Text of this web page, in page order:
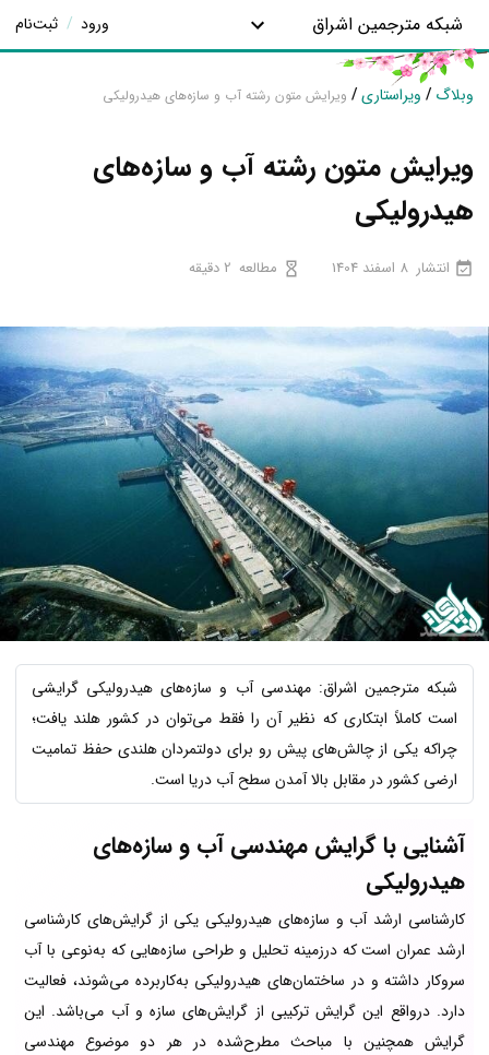
شبکه مترجمین اشراق ورود / ثبت‌نام
وبلاگ / ویراستاری/ ویرایش متون رشته آب و سازه‌های هیدرولیکی
ویرایش متون رشته آب و سازه‌های
هیدرولیکی
انتشار 8 اسفند 1404 مطالعه 2 دقیقه
شبکه مترجمین اشراق: مهندسی آب و سازه‌های هیدرولیکی گرایشی
است کاملاً ابتکاری که نظیر آن را فقط می‌توان در کشور هلند یافت؛
چراکه یکی از چالش‌های پیش رو برای دولتمردان هلندی حفظ تمامیت
ارضی کشور در مقابل بالا آمدن سطح آب دریا است.
آشنایی با گرایش مهندسی آب و سازه‌های
هیدرولیکی
کارشناسی ارشد آب و سازه‌های هیدرولیکی یکی از گرایش‌های کارشناسی
ارشد عمران است که درزمینه تحلیل و طراحی سازه‌هایی که به‌نوعی با آب
سروکار داشته و در ساختمان‌های هیدرولیکی به‌کاربرده می‌شوند، فعالیت
دارد. درواقع این گرایش ترکیبی از گرایش‌های سازه و آب می‌باشد. این
گرایش همچنین با مباحث مطرح‌شده در هر دو موضوع مهندسی